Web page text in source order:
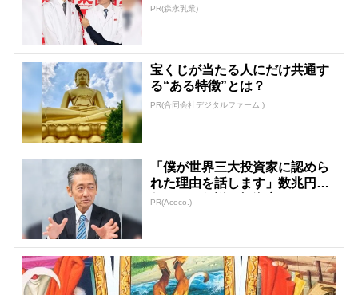
PR(森永乳業)
宝くじが当たる人にだけ共通す
る“ある特徴”とは？
PR(合同会社デジタルファーム )
「僕が世界三大投資家に認めら
れた理由を話します」数兆円を
任された伝説の投資家
PR(Acoco.)